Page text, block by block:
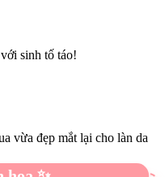
sinh tố táo!
vừa đẹp mắt lại cho làn da